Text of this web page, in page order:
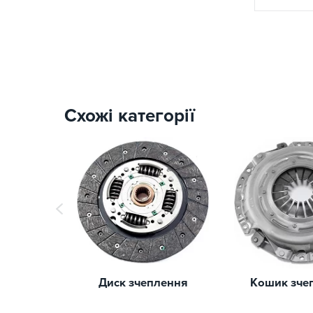
Схожі категорії
Диск зчеплення Кошик